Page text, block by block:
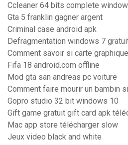
Ccleaner 64 bits complete
Gta 5 franklin gagner argent
Criminal case android apk
Defragmentation windows 7
Comment savoir si carte
Fifa 18 android.com offline
Mod gta san andreas pc voiture
Comment faire mourir un bambin
Gopro studio 32 bit windows 10
Gift game gratuit gift card apk
Mac app store télécharger slow
Jeux video black and white